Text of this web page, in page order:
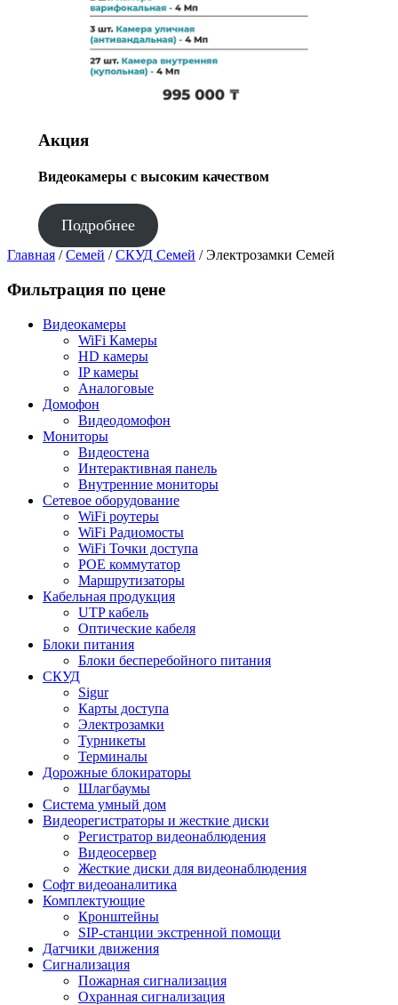
Акция
Видеокамеры с высоким качеством
Подробнее
Главная /Семей /СКУД Семей / Электрозамки Семей
Фильтрация по цене
Видеокамеры
WiFi Камеры
HD камеры
IP камеры
Аналоговые
Домофон
Видеодомофон
Мониторы
Видеостена
Интерактивная панель
Внутренние мониторы
Сетевое оборудование
WiFi роутеры
WiFi Радиомосты
WiFi Точки доступа
POE коммутатор
Маршрутизаторы
Кабельная продукция
UTP кабель
Оптические кабеля
Блоки питания
Блоки бесперебойного питания
СКУД
Sigur
Карты доступа
Электрозамки
Турникеты
Терминалы
Дорожные блокираторы
Шлагбаумы
Cистема умный дом
Видеорегистраторы и жесткие диски
Регистратор видеонаблюдения
Видеосервер
Жесткие диски для видеонаблюдения
Софт видеоаналитика
Комплектующие
Кронштейны
SIP-станции экстренной помощи
Датчики движения
Сигнализация
Пожарная сигнализация
Охранная сигнализация